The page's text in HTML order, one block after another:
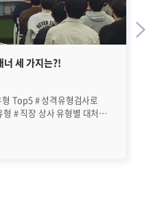
너 세 가지는?!
Top5 # 성격유형검사로
# 직장 상사 유형별 대처
일'을 하는지 못지않게